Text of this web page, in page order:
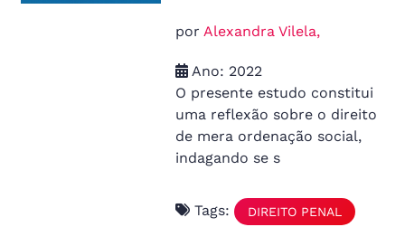
por Alexandra Vilela,
Ano: 2022
O presente estudo constitui
uma reflexão sobre o direito
de mera ordenação social,
indagando se s
Tags: DIREITO PENAL